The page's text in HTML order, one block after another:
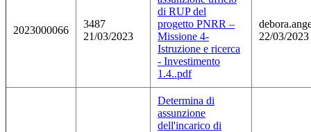
2023000066
3487
21/03/2023
di RUP del
progetto PNRR –
Missione 4-
Istruzione e ricerca
- Investimento
1.4..pdf
22/03/2023
Determina di
assunzione
dell'incarico di